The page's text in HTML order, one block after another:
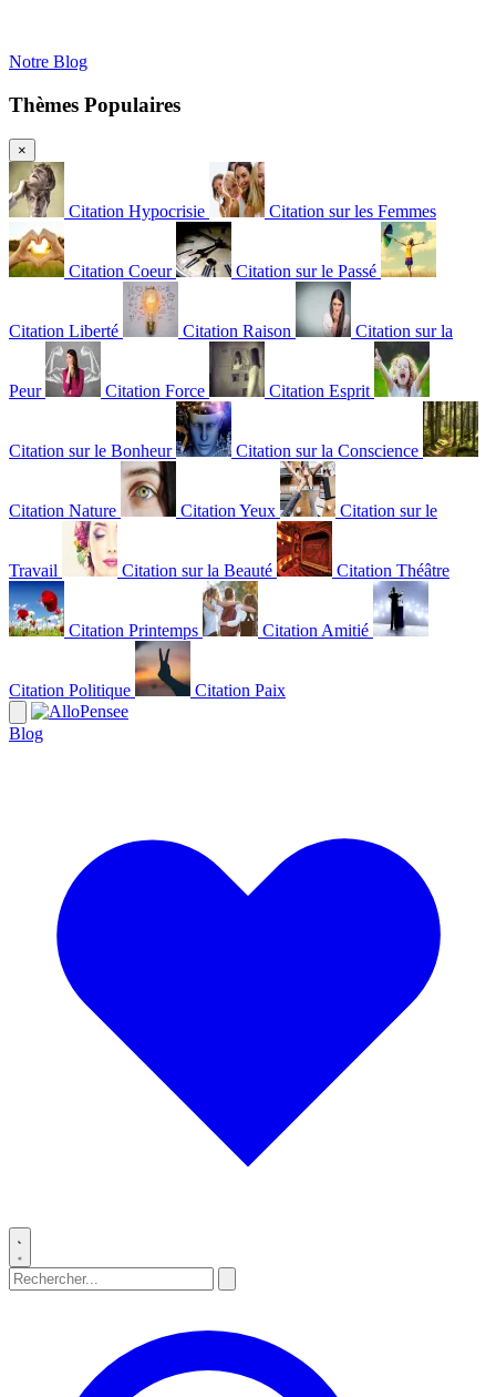
Notre Blog
Thèmes Populaires
×
Citation Hypocrisie Citation sur les Femmes
Citation Coeur Citation sur le Passé
Citation Liberté Citation Raison Citation sur la
Peur Citation Force Citation Esprit
Citation sur le Bonheur Citation sur la Conscience
Citation Nature Citation Yeux Citation sur le
Travail Citation sur la Beauté Citation Théâtre
Citation Printemps Citation Amitié
Citation Politique Citation Paix
Blog